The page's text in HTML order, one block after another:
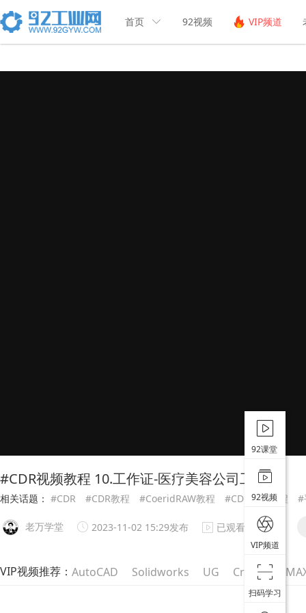
首页 92视频 VIP频道
#CDR视频教程 10.工作证-医疗美容公司工作证
相关话题： #CDR #CDR教程 #CoeridRAW教程 #CDR视频教程 #
老万学堂 2023-11-02 15:29发布 已观看2619次
VIP视频推荐： AutoCAD Solidworks UG Creo
92课堂
92视频
VIP频道
扫码学习